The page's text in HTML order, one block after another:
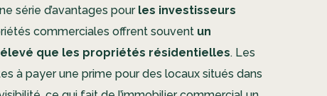
série d’avantages pourles investisseurs
commerciales offrent souvent un
que les propriétés résidentielles. Les
à payer une prime pour des locaux situés dans